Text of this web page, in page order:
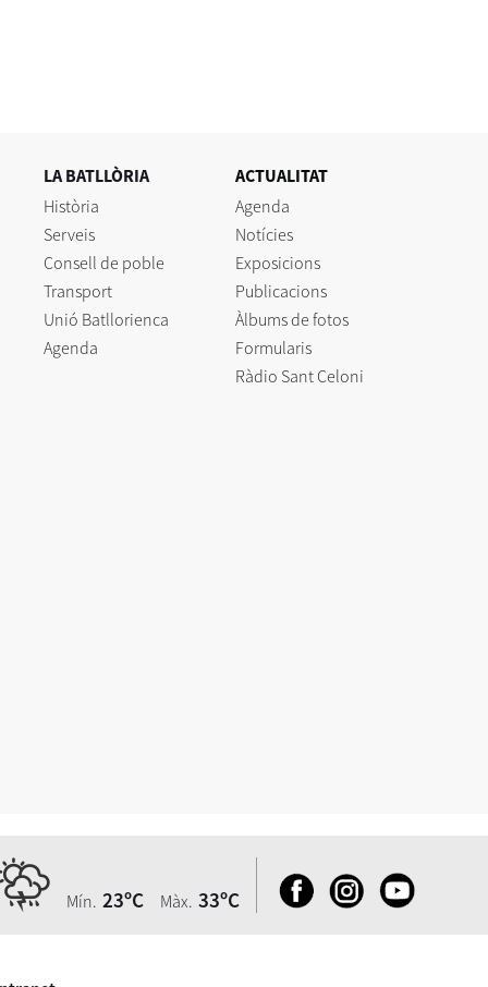
LA BATLLÒRIA
Història
Serveis
Consell de poble
Transport
Unió Batllorienca
Agenda
ACTUALITAT
Agenda
Notícies
Exposicions
Publicacions
Àlbums de fotos
Formularis
Ràdio Sant Celoni
Mín. 23ºC Màx. 33ºC